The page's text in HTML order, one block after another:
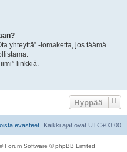
yhteyttä” -lomaketta, jos täämä
linkkiä.
Hyppää
Kaikki ajat ovat UTC+03:00
evästeet
Forum Software © phpBB Limited